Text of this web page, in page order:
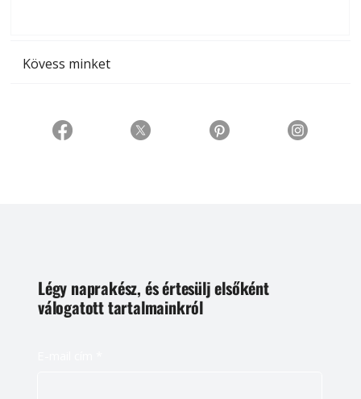
Kövess minket
Légy naprakész, és értesülj elsőként
válogatott tartalmainkról